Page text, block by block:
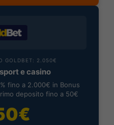
GOLDBET: 2.050€
e casino
fino a 2.000€ in Bonus
deposito fino a 50€